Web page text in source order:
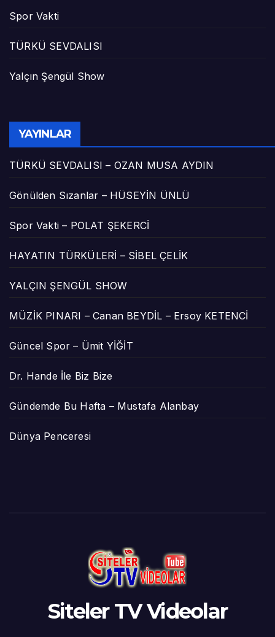
Spor Vakti
TÜRKÜ SEVDALISI
Yalçın Şengül Show
YAYINLAR
TÜRKÜ SEVDALISI – OZAN MUSA AYDIN
Gönülden Sızanlar – HÜSEYİN ÜNLÜ
Spor Vakti – POLAT ŞEKERCİ
HAYATIN TÜRKÜLERİ – SİBEL ÇELİK
YALÇIN ŞENGÜL SHOW
MÜZİK PINARI – Canan BEYDİL – Ersoy KETENCİ
Güncel Spor – Ümit YİĞİT
Dr. Hande İle Biz Bize
Gündemde Bu Hafta – Mustafa Alanbay
Dünya Penceresi
Siteler TV Videolar